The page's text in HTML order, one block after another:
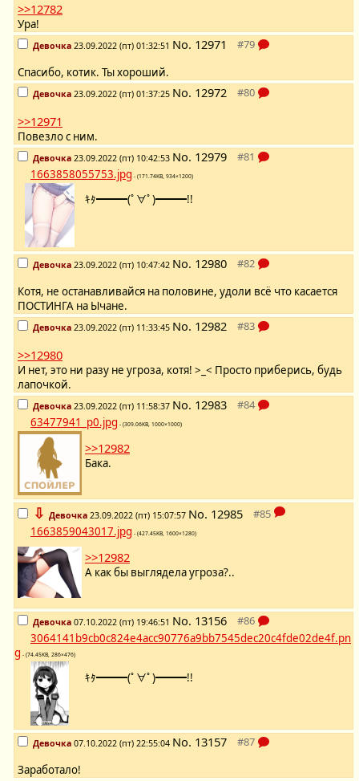
>>12782
Ура!
Девочка 23.09.2022 (пт) 01:32:51 No. 12971
Спасибо, котик. Ты хороший.
Девочка 23.09.2022 (пт) 01:37:25 No. 12972
>>12971
Повезло с ним.
Девочка 23.09.2022 (пт) 10:42:53 No. 12979
1663858055753.jpg - (171.74KB, 934×1200)
ｷﾀ━━━(ﾟ∀ﾟ)━━━!!
Девочка 23.09.2022 (пт) 10:47:42 No. 12980
Котя, не останавливайся на половине, удоли всё что касается
ПОСТИНГА на Ычане.
Девочка 23.09.2022 (пт) 11:33:45 No. 12982
>>12980
И нет, это ни разу не угроза, котя! >_< Просто приберись, будь
лапочкой.
Девочка 23.09.2022 (пт) 11:58:37 No. 12983
63477941_p0.jpg - (309.06KB, 1000×1000)
>>12982
Бака.
⇩ Девочка 23.09.2022 (пт) 15:07:57 No. 12985
1663859043017.jpg - (427.45KB, 1600×1280)
>>12982
А как бы выглядела угроза?..
Девочка 07.10.2022 (пт) 19:46:51 No. 13156
3064141b9cb0c824e4acc90776a9bb7545dec20c4fde02de4f.pn
g - (74.45KB, 286×476)
ｷﾀ━━━(ﾟ∀ﾟ)━━━!!
Девочка 07.10.2022 (пт) 22:55:04 No. 13157
Заработало!